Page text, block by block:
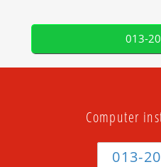
013-
Computer
013-